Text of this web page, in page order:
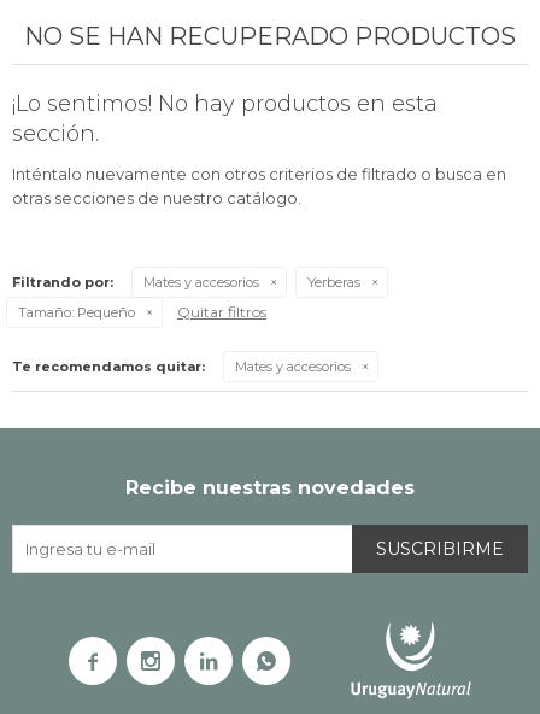
NO SE HAN RECUPERADO PRODUCTOS
¡Lo sentimos! No hay productos en esta
sección.
Inténtalo nuevamente con otros criterios de filtrado o busca en
otras secciones de nuestro catálogo.
Filtrando por: Mates y accesorios
Yerberas
Tamaño: Pequeño Quitar filtros
Te recomendamos quitar: Mates y accesorios
Recibe nuestras novedades
SUSCRIBIRME
   